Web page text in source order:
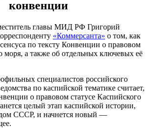
конвенции
главы МИД РФ Григорий
«Коммерсанта» о том, как
по тексту Конвенции о правовом
моря, а также об отдельных ключевых её
специалистов российского
по каспийской тематике считает,
о правовом статусе Каспийского
целый этап каспийской истории,
СССР, и начнется новый —